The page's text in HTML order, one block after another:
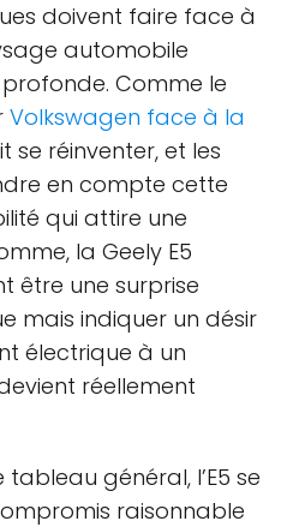
doivent faire face à
automobile
Comme le
Volkswagen face à la
se réinventer, et les
en compte cette
qui attire une
la Geely E5
être une surprise
mais indiquer un désir
électrique à un
réellement
général, l’E5 se
raisonnable